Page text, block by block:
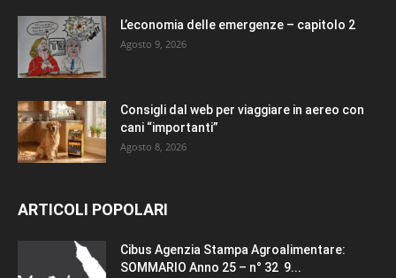
L’economia delle emergenze – capitolo 2
Agosto 9, 2026
Consigli dal web per viaggiare in aereo con
cani “importanti”
Agosto 8, 2026
ARTICOLI POPOLARI
Cibus Agenzia Stampa Agroalimentare:
SOMMARIO Anno 25 – n° 32 9...